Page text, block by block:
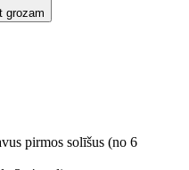
grozam
pirmos solīšus (no 6